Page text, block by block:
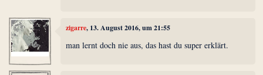
zigarre, 13. August 2016, um 21:55
man lernt doch nie aus, das hast du super erklärt.